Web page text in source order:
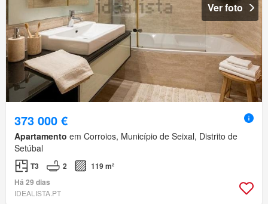
Ver foto
373 000 €
Apartamento em Corroios, Município de Seixal, Distrito de
Setúbal
T3 2
119 m²
Há 29 dias
IDEALISTA.PT